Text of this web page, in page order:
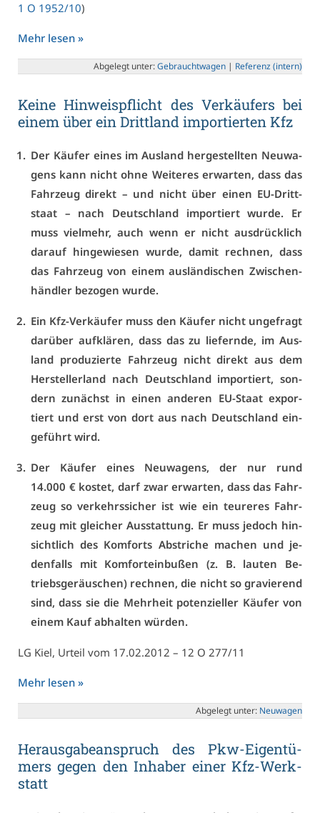
1 O 1952/10)
Mehr le­sen »
Ab­ge­legt un­ter:Ge­braucht­wa­gen | Re­fe­renz (in­tern)
Kei­ne Hin­weis­pflicht des Ver­käu­fers bei
ei­nem über ein Dritt­land im­por­tier­ten Kfz
Der Käu­fer ei­nes im Aus­land her­ge­stell­ten Neu­wa­
gens kann nicht oh­ne Wei­te­res er­war­ten, dass das
Fahr­zeug di­rekt – und nicht über ei­nen EU-Dritt­
staat – nach Deutsch­land im­por­tiert wur­de. Er
muss viel­mehr, auch wenn er nicht aus­drück­lich
dar­auf hin­ge­wie­sen wur­de, da­mit rech­nen, dass
das Fahr­zeug von ei­nem aus­län­di­schen Zwi­schen­
händ­ler be­zo­gen wur­de.
Ein Kfz-Ver­käu­fer muss den Käu­fer nicht un­ge­fragt
dar­über auf­klä­ren, dass das zu lie­fern­de, im Aus­
land pro­du­zier­te Fahr­zeug nicht di­rekt aus dem
Her­stel­ler­land nach Deutsch­land im­por­tiert, son­
dern zu­nächst in ei­nen an­de­ren EU-Staat ex­por­
tiert und erst von dort aus nach Deutsch­land ein­
ge­führt wird.
Der Käu­fer ei­nes Neu­wa­gens, der nur rund
14.000 € kos­tet, darf zwar er­war­ten, dass das Fahr­
zeug so ver­kehrs­si­cher ist wie ein teu­re­res Fahr­
zeug mit glei­cher Aus­stat­tung. Er muss je­doch hin­
sicht­lich des Kom­forts Ab­stri­che ma­chen und je­
den­falls mit Kom­fort­ein­bu­ßen (z. B. lau­ten Be­
triebs­ge­räu­schen) rech­nen, die nicht so gra­vie­rend
sind, dass sie die Mehr­heit po­ten­zi­el­ler Käu­fer von
ei­nem Kauf ab­hal­ten wür­den.
LG Kiel, Ur­teil vom 17.02.2012 – 12 O 277/11
Mehr le­sen »
Ab­ge­legt un­ter: Neu­wa­gen
Her­aus­ga­be­an­spruch des Pkw-Ei­gen­tü­
mers ge­gen den In­ha­ber ei­ner Kfz-Werk­
statt